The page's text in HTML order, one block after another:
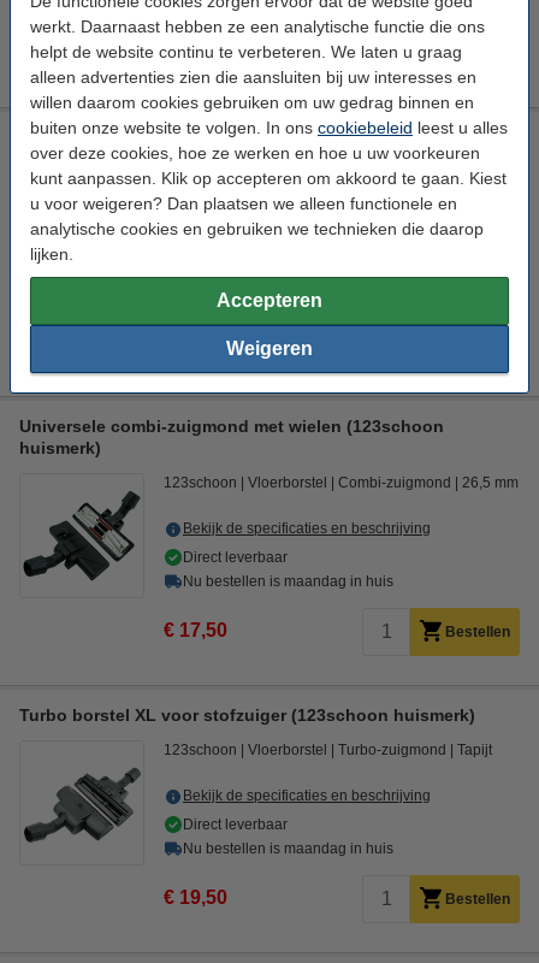
werkt. Daarnaast hebben ze een analytische functie die ons
helpt de website continu te verbeteren. We laten u graag
alleen advertenties zien die aansluiten bij uw interesses en
willen daarom cookies gebruiken om uw gedrag binnen en
buiten onze website te volgen. In ons cookiebeleid leest u alles
over deze cookies, hoe ze werken en hoe u uw voorkeuren
kunt aanpassen. Klik op accepteren om akkoord te gaan. Kiest
u voor weigeren? Dan plaatsen we alleen functionele en
analytische cookies en gebruiken we technieken die daarop
lijken.
Accepteren
Weigeren
HG adviesprijs
€ 5,49 Bestellen
Universeel stofzuiger-opzetstuk 32 mm plumeau (123schoon
huismerk)
123schoon Opzetborstel Plumeauborstel
Bekijk de specificaties en beschrijving
Nu bestellen is maandag in huis
Universele combi-zuigmond met wielen (123schoon
huismerk)
123schoon Vloerborstel Combi-zuigmond 26,5 mm
Bekijk de specificaties en beschrijving
Direct leverbaar
Nu bestellen is maandag in huis
€ 17,50 Bestellen
Turbo borstel XL voor stofzuiger (123schoon huismerk)
123schoon Vloerborstel Turbo-zuigmond Tapijt
Bekijk de specificaties en beschrijving
Direct leverbaar
Nu bestellen is maandag in huis
€ 19,50 Bestellen